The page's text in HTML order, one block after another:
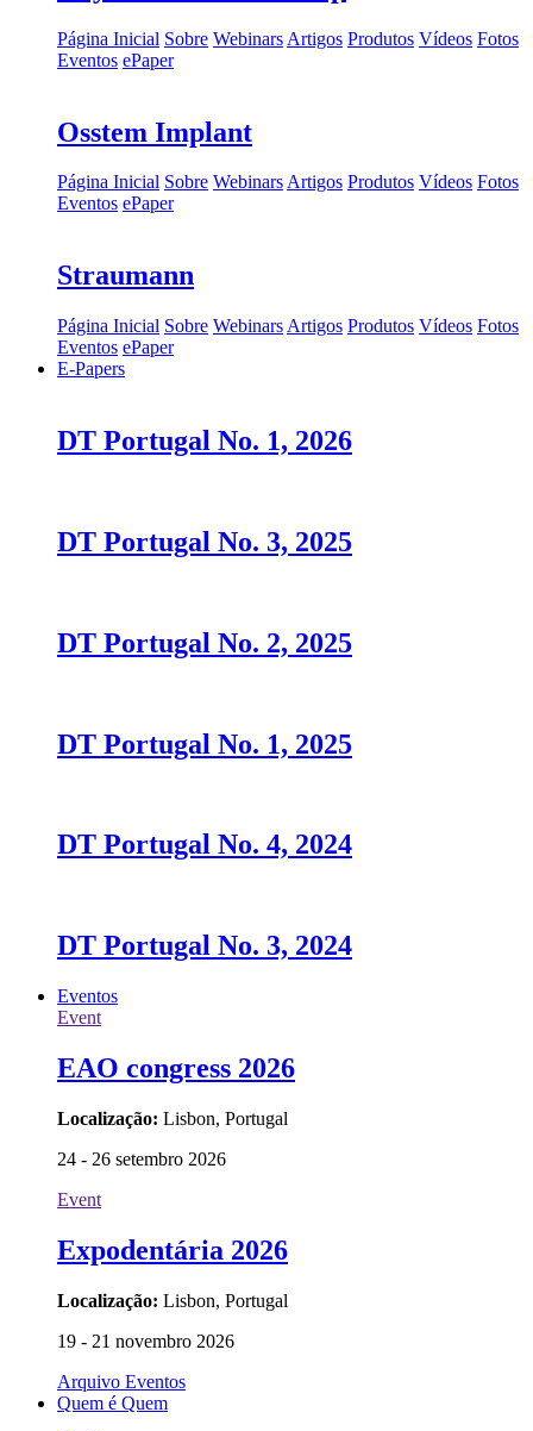
Página Inicial Sobre Webinars Artigos Produtos Vídeos Fotos
Eventos ePaper
Osstem Implant
Página Inicial Sobre WebinarsArtigos Produtos Vídeos Fotos
Eventos ePaper
Straumann
Página Inicial Sobre Webinars Artigos Produtos Vídeos Fotos
Eventos ePaper
E-Papers
DT Portugal No. 1, 2026
DT Portugal No. 3, 2025
DT Portugal No. 2, 2025
DT Portugal No. 1, 2025
DT Portugal No. 4, 2024
DT Portugal No. 3, 2024
Eventos
Event
EAO congress 2026
Localização: Lisbon, Portugal
24 - 26 setembro 2026
Event
Expodentária 2026
Localização: Lisbon, Portugal
19 - 21 novembro 2026
Arquivo Eventos
Quem é Quem